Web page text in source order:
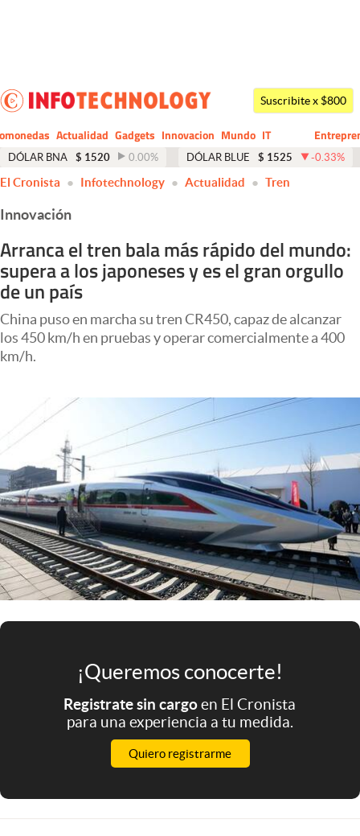
Dólar
Economía y Política
Finanzas y Mercados
Mercados Online
Negocios
Columnistas
Apertura
Mundial 2026
Eventos Corporativos
El Cronista Studio
Mediakit
abre en nueva pestaña
Argentina
Suscribite x $800
Actualidad Gadgets Innovacion Mundo
CIO
IT
Business
DÓLAR BNA $ 1520 0.00% DÓLAR BLUE $ 1525 -0.33%
El Cronista Infotechnology Actualidad Tren
Innovación
Arranca el tren bala más rápido del mundo:
supera a los japoneses y es el gran orgullo
de un país
China puso en marcha su tren CR450, capaz de alcanzar
los 450 km/h en pruebas y operar comercialmente a 400
km/h.
¡Queremos conocerte!
Registrate sin cargoen El Cronista
para una experiencia a tu medida.
Quiero registrarme